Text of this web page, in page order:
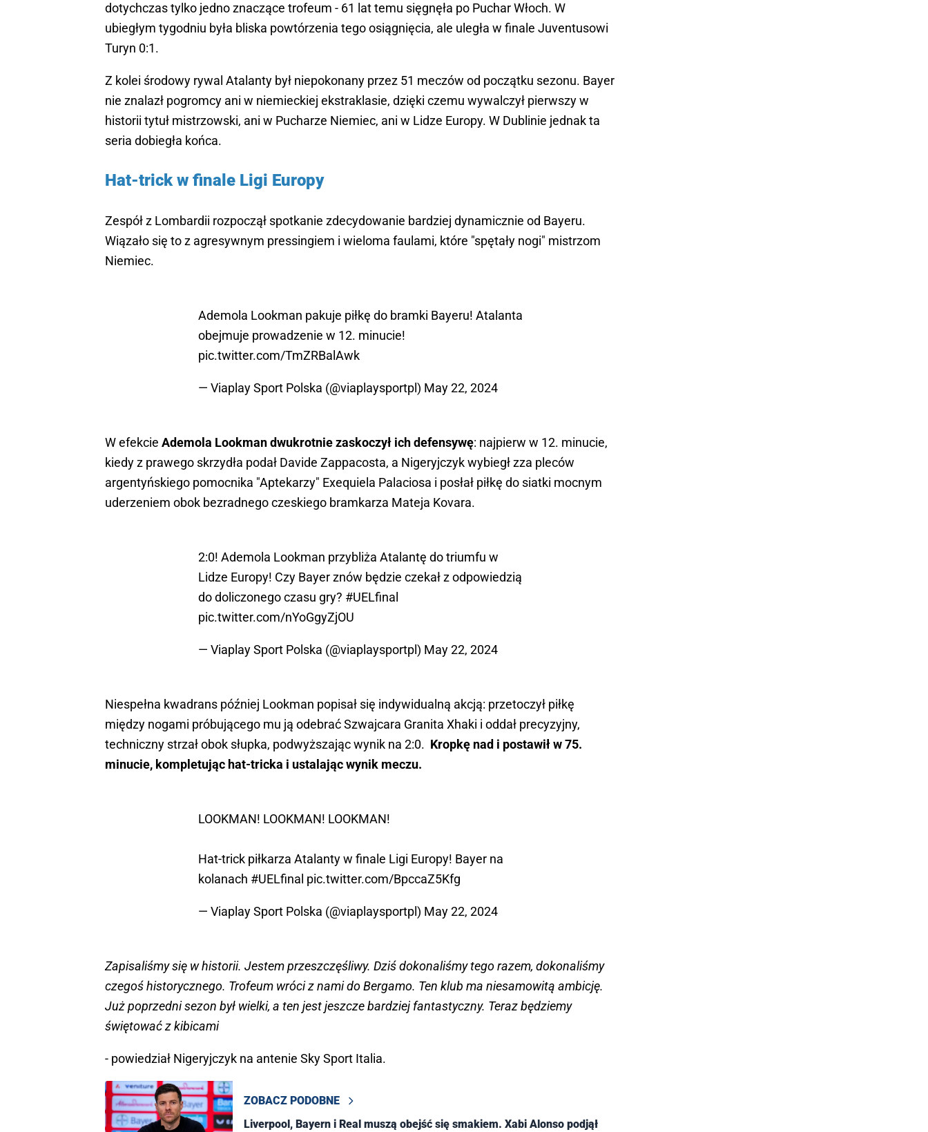
dotychczas tylko jedno znaczące trofeum - 61 lat temu sięgnęła po Puchar Włoch. W
ubiegłym tygodniu była bliska powtórzenia tego osiągnięcia, ale uległa w finale Juventusowi
Turyn 0:1.
Z kolei środowy rywal Atalanty był niepokonany przez 51 meczów od początku sezonu. Bayer
nie znalazł pogromcy ani w niemieckiej ekstraklasie, dzięki czemu wywalczył pierwszy w
historii tytuł mistrzowski, ani w Pucharze Niemiec, ani w Lidze Europy. W Dublinie jednak ta
seria dobiegła końca.
Hat-trick w finale Ligi Europy
Zespół z Lombardii rozpoczął spotkanie zdecydowanie bardziej dynamicznie od Bayeru.
Wiązało się to z agresywnym pressingiem i wieloma faulami, które "spętały nogi" mistrzom
Niemiec.
Ademola Lookman pakuje piłkę do bramki Bayeru! Atalanta
obejmuje prowadzenie w 12. minucie!
pic.twitter.com/TmZRBalAwk
— Viaplay Sport Polska (@viaplaysportpl) May 22, 2024
W efekcie Ademola Lookman dwukrotnie zaskoczył ich defensywę: najpierw w 12. minucie,
kiedy z prawego skrzydła podał Davide Zappacosta, a Nigeryjczyk wybiegł zza pleców
argentyńskiego pomocnika "Aptekarzy" Exequiela Palaciosa i posłał piłkę do siatki mocnym
uderzeniem obok bezradnego czeskiego bramkarza Mateja Kovara.
2:0! Ademola Lookman przybliża Atalantę do triumfu w
Lidze Europy! Czy Bayer znów będzie czekał z odpowiedzią
do doliczonego czasu gry? #UELfinal
pic.twitter.com/nYoGgyZjOU
— Viaplay Sport Polska (@viaplaysportpl) May 22, 2024
Niespełna kwadrans później Lookman popisał się indywidualną akcją: przetoczył piłkę
między nogami próbującego mu ją odebrać Szwajcara Granita Xhaki i oddał precyzyjny,
techniczny strzał obok słupka, podwyższając wynik na 2:0. Kropkę nad i postawił w 75.
minucie, kompletując hat-tricka i ustalając wynik meczu.
LOOKMAN! LOOKMAN! LOOKMAN!
Hat-trick piłkarza Atalanty w finale Ligi Europy! Bayer na
kolanach #UELfinal pic.twitter.com/BpccaZ5Kfg
— Viaplay Sport Polska (@viaplaysportpl) May 22, 2024
Zapisaliśmy się w historii. Jestem przeszczęśliwy. Dziś dokonaliśmy tego razem, dokonaliśmy
czegoś historycznego. Trofeum wróci z nami do Bergamo. Ten klub ma niesamowitą ambicję.
Już poprzedni sezon był wielki, a ten jest jeszcze bardziej fantastyczny. Teraz będziemy
świętować z kibicami
- powiedział Nigeryjczyk na antenie Sky Sport Italia.
ZOBACZ PODOBNE
Liverpool, Bayern i Real muszą obejść się smakiem. Xabi Alonso podjął